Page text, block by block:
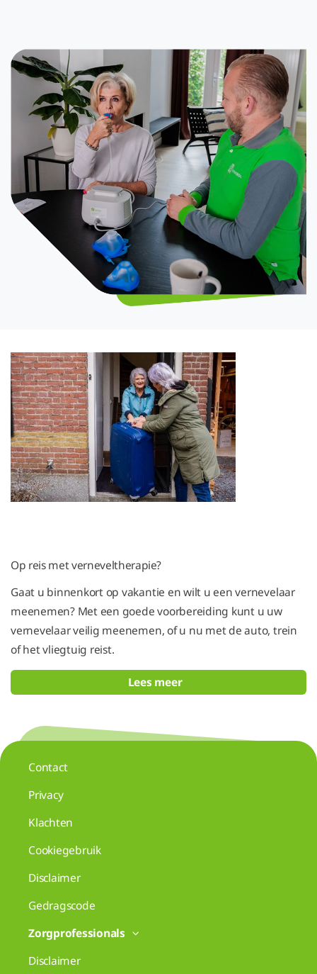
Op reis met verneveltherapie?
Gaat u binnenkort op vakantie en wilt u een vernevelaar
meenemen? Met een goede voorbereiding kunt u uw
vernevelaar veilig meenemen, of u nu met de auto, trein
of het vliegtuig reist.
Lees meer
Contact
Privacy
Klachten
Cookiegebruik
Disclaimer
Gedragscode
Zorgprofessionals
Disclaimer